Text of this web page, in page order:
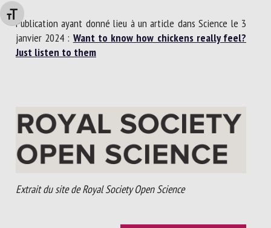
Changer la taille de la police
Publication ayant donné lieu à un article dans Science le 3
janvier 2024 : Want to know how chickens really feel?
Just listen to them
Extrait du site de Royal Society Open Science